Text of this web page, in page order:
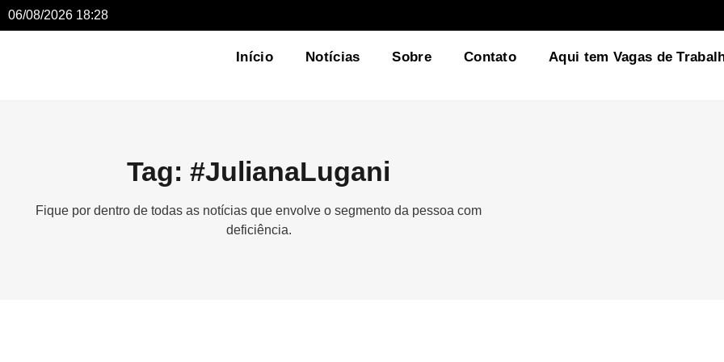
06/08/2026 18:28
Início Notícias Sobre Contato Aqui tem Vagas de
Tag: #JulianaLugani
Fique por dentro de todas as notícias que envolve o segmento da pessoa com
deficiência.